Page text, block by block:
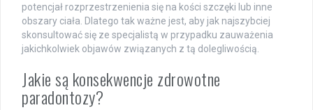
potencjał rozprzestrzenienia się na kości szczęki lub inne
obszary ciała. Dlatego tak ważne jest, aby jak najszybciej
skonsultować się ze specjalistą w przypadku zauważenia
jakichkolwiek objawów związanych z tą dolegliwością.
Jakie są konsekwencje zdrowotne
paradontozy?